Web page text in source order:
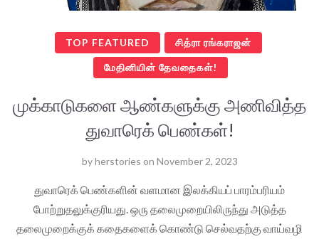
TOP FEATURED சித்ரா ரங்கராஜன்
மேதினியின் தேவதைகள்!
முக்காடுகளை ஆண்களுக்கு அணிவித்த
துவாரெக் பெண்கள்!
byherstories on November 2, 2023
துவாரெக் பெண்களின் வளமான இலக்கியப் பாரம்பரியம்
போற்றுதலுக்குரியது. ஒரு தலைமுறையிலிருந்து அடுத்த
தலைமுறைக்குக் கதைகளைக் கொண்டு செல்வதற்கு வாய்வழி